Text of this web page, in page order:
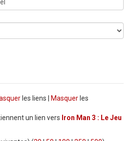
les liens | Masquer les
un lien vers Iron Man 3 : Le Jeu